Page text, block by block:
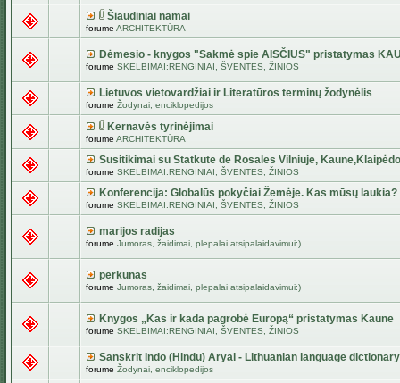
Šiaudiniai namai
forume ARCHITEKTŪRA
Dėmesio - knygos "Sakmė spie AISČIUS" pristatymas
forume SKELBIMAI:RENGINIAI, ŠVENTĖS, ŽINIOS
Lietuvos vietovardžiai ir Literatūros terminų žodynėlis
forume Žodynai, enciklopedijos
Kernavės tyrinėjimai
forume ARCHITEKTŪRA
Susitikimai su Statkute de Rosales Vilniuje,
forume SKELBIMAI:RENGINIAI, ŠVENTĖS, ŽINIOS
Konferencija: Globalūs pokyčiai Žemėje. Kas mūsų laukia?
forume SKELBIMAI:RENGINIAI, ŠVENTĖS, ŽINIOS
marijos radijas
forume Jumoras, žaidimai, plepalai atsipalaidavimui:)
perkūnas
forume Jumoras, žaidimai, plepalai atsipalaidavimui:)
Knygos „Kas ir kada pagrobė Europą“ pristatymas Kaune
forume SKELBIMAI:RENGINIAI, ŠVENTĖS, ŽINIOS
Sanskrit Indo (Hindu) Aryal - Lithuanian language dictionary
forume Žodynai, enciklopedijos